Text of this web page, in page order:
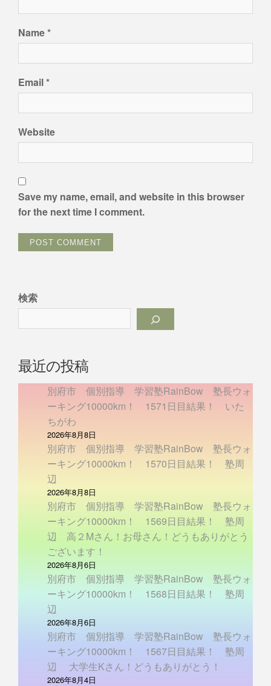
Name*
Email*
Website
Save my name, email, and website in this browser
for the next time I comment.
検索
最近の投稿
別府市 個別指導 学習塾RainBow 塾長ウォ
ーキング10000km！ 1571日目結果！ いた
ちがわ
2026年8月8日
別府市 個別指導 学習塾RainBow 塾長ウォ
ーキング10000km！ 1570日目結果！ 塾周
辺
2026年8月8日
別府市 個別指導 学習塾RainBow 塾長ウォ
ーキング10000km！ 1569日目結果！ 塾周
辺 高２Mさん！お母さん！どうもありがとう
ございます！
2026年8月6日
別府市 個別指導 学習塾RainBow 塾長ウォ
ーキング10000km！ 1568日目結果！ 塾周
辺
2026年8月6日
別府市 個別指導 学習塾RainBow 塾長ウォ
ーキング10000km！ 1567日目結果！ 塾周
辺 大学生Kさん！どうもありがとう！
2026年8月4日